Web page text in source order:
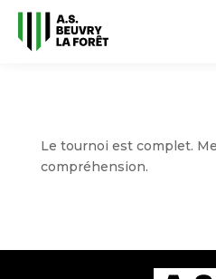
Le tournoi est complet.
compréhension.